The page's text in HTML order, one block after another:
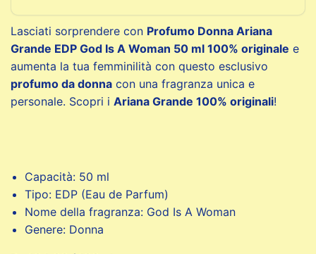
Lasciati sorprendere con Profumo Donna Ariana
Grande EDP God Is A Woman 50 ml 100% originale e
aumenta la tua femminilità con questo esclusivo
profumo da donna con una fragranza unica e
personale. Scopri i Ariana Grande 100% originali!
Capacità: 50 ml
Tipo: EDP (Eau de Parfum)
Nome della fragranza: God Is A Woman
Genere: Donna